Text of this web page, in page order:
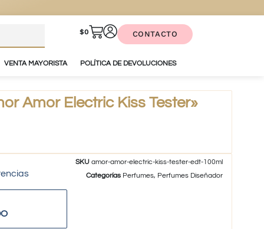
$0 CONTACTO
VENTA MAYORISTA POLÍTICA DE DEVOLUCIONES
Amor Electric Kiss Tester»
SKUamor-amor-electric-kiss-tester-edt-100ml
Categorías Perfumes, Perfumes Diseñador